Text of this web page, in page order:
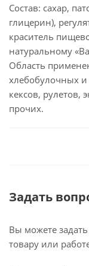
Состав: сахар,
глицерин),
краситель
натуральному
Область
хлебобулочных и
кексов, рулетов,
прочих.
Задать
Вы можете
товару или